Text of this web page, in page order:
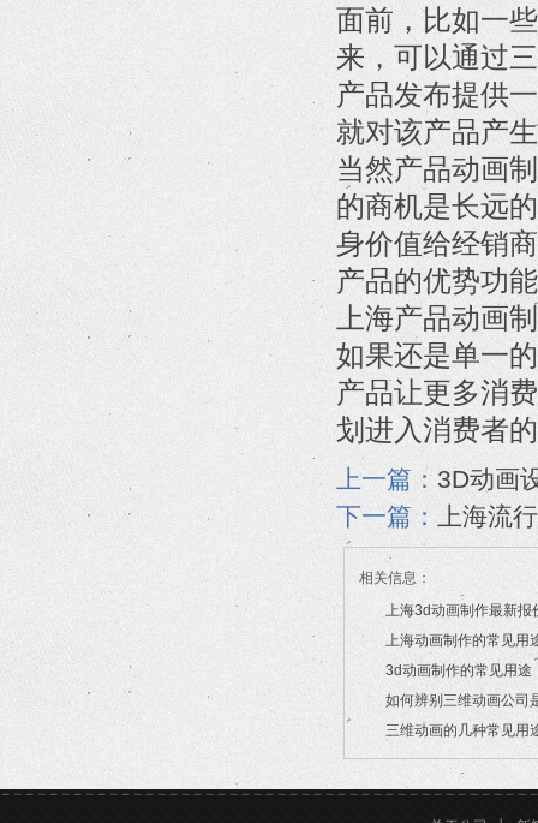
面前，比如一
来，可以通过
产品发布提供
就对该产品产
当然产品动画
的商机是长远
身价值给经销
产品的优势功
上海产品动画
如果还是单一
产品让更多消
划进入消费者
上一篇： 3D动画
下一篇： 上海流
相关信息：
上海3d动画制作最新报
2026/03/20
上海动画制作的常见用
2026/03/18
3d动画制作的常见用途
2026/02/09
如何辨别三维动画公司
2026/02/02
三维动画的几种常见用
2026/02/02